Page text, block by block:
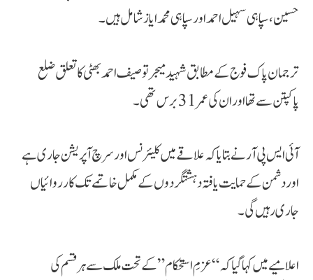
حسین، سپاہی سہیل احمد اور سپاہی محمد ایاز شامل ہیں۔
ترجمان پاک فوج کے مطابق شہید میجر توصیف احمد بھٹی کا تعلق ضلع
پاکپتن سے تھا اور ان کی عمر 31 برس تھی۔
آئی ایس پی آر نے بتایا کہ علاقے میں کلیئرنس اور سرچ آپریشن جاری ہے
اور دشمن کے حمایت یافتہ دہشتگردوں کے مکمل خاتمے تک کارروائیاں
جاری رہیں گی۔
اعلامیے میں کہا گیا کہ “عزمِ استحکام” کے تحت ملک سے ہر قسم کی